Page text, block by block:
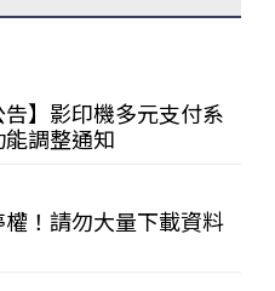
告】影印機多元支付系
調整通知
！請勿大量下載資料